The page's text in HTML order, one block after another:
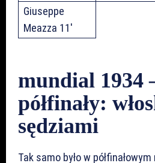
Giuseppe
Meazza 11′
mundial 1934
półfinały:
sędziami
Tak samo było w